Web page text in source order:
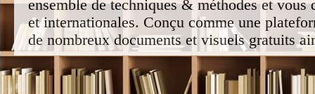
ensemble de techniques & méthodes et vous
et internationales. Conçu comme une
de nombreux documents et visuels gratuits